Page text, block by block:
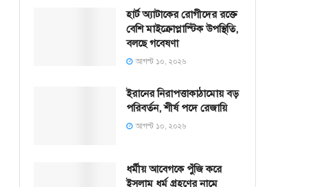
হার্ট অ্যাটাকের রোগীদের রক্তে
বেশি মাইক্রোপ্লাস্টিক উপস্থিতি,
বলছে গবেষণা
আগস্ট ১০, ২০২৬
ইরানের নিরাপত্তাকাঠামোয় বড়
পরিবর্তন, শীর্ষ পদে রেজায়ি
আগস্ট ১০, ২০২৬
ধর্মীয় আবেগকে পুঁজি করে
ইসলাম ধর্ম গ্রহণের নামে